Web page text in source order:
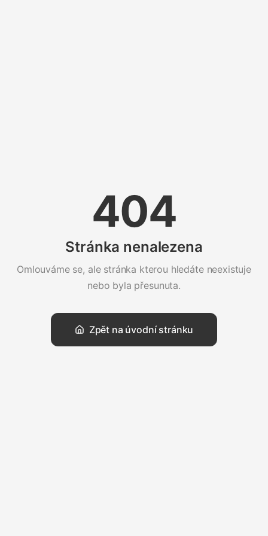
404
Stránka nenalezena
Omlouváme se, ale stránka kterou hledáte neexistuje
nebo byla přesunuta.
Zpět na úvodní stránku